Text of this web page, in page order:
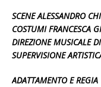
SCENE ALESSANDRO
COSTUMI FRANCESCA
DIREZIONE MUSICALE
SUPERVISIONE
ADATTAMENTO E REGIA